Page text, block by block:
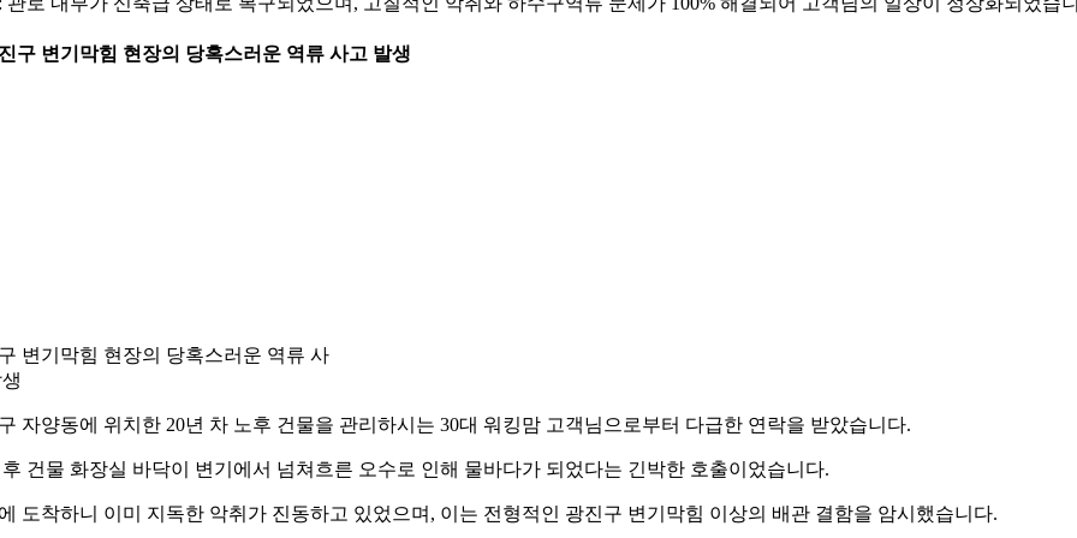
구 변기막힘 현장의 당혹스러운 역류 사고 발생
변기막힘 현장의 당혹스러운 역류 사
자양동에 위치한 20년 차 노후 건물을 관리하시는 30대 워킹맘 고객님으로부터 다급한 연락을 받았습니다.
건물 화장실 바닥이 변기에서 넘쳐흐른 오수로 인해 물바다가 되었다는 긴박한 호출이었습니다.
도착하니 이미 지독한 악취가 진동하고 있었으며, 이는 전형적인 광진구 변기막힘 이상의 배관 결함을 암시했습니다.